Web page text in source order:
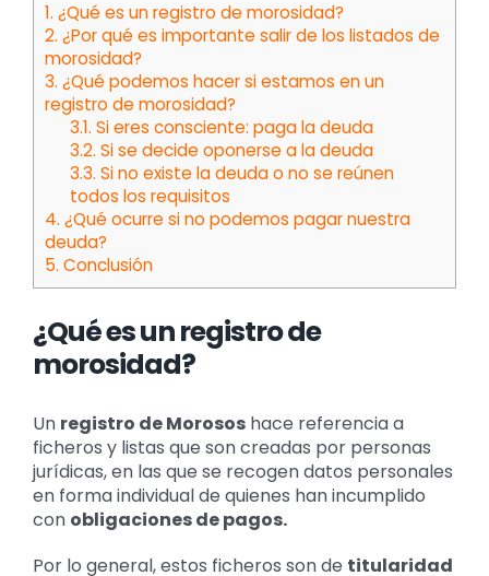
1. ¿Qué es un registro de morosidad?
2. ¿Por qué es importante salir de los listados de
morosidad?
3. ¿Qué podemos hacer si estamos en un
registro de morosidad?
3.1. Si eres consciente: paga la deuda
3.2. Si se decide oponerse a la deuda
3.3. Si no existe la deuda o no se reúnen
todos los requisitos
4. ¿Qué ocurre si no podemos pagar nuestra
deuda?
5. Conclusión
¿Qué es un registro de
morosidad?
Un registro de Morosos hace referencia a
ficheros y listas que son creadas por personas
jurídicas, en las que se recogen datos personales
en forma individual de quienes han incumplido
con obligaciones de pagos.
Por lo general, estos ficheros son de titularidad